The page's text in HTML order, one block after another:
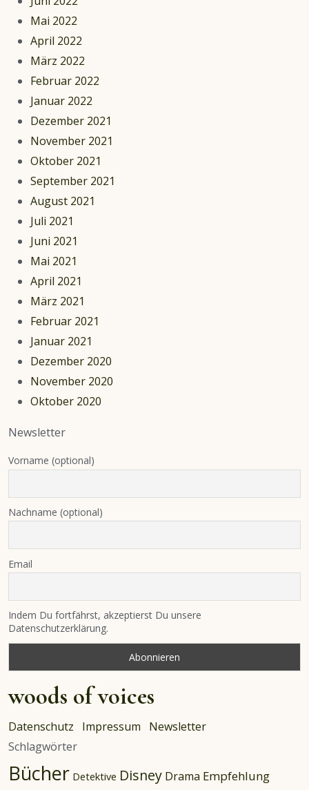
Mai 2022
April 2022
März 2022
Februar 2022
Januar 2022
Dezember 2021
November 2021
Oktober 2021
September 2021
August 2021
Juli 2021
Juni 2021
Mai 2021
April 2021
März 2021
Februar 2021
Januar 2021
Dezember 2020
November 2020
Oktober 2020
Newsletter
Vorname (optional)
Nachname (optional)
Email
Indem Du fortfährst, akzeptierst Du unsere
Datenschutzerklärung.
woods of voices
Datenschutz Impressum
Newsletter
Schlagwörter
Bücher Detektive Disney Drama Empfehlung